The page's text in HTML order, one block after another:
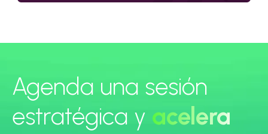
Agenda una sesión
estratégica y acelera